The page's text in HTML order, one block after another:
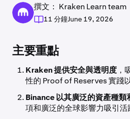
撰文： Kraken Learn team
11 分鐘June 19, 2026
主要重點
Kraken 提供安全與透明度 ，
性的 Proof of Reserves 實踐
Binance 以其廣泛的資產種
項和廣泛的全球影響力吸引活